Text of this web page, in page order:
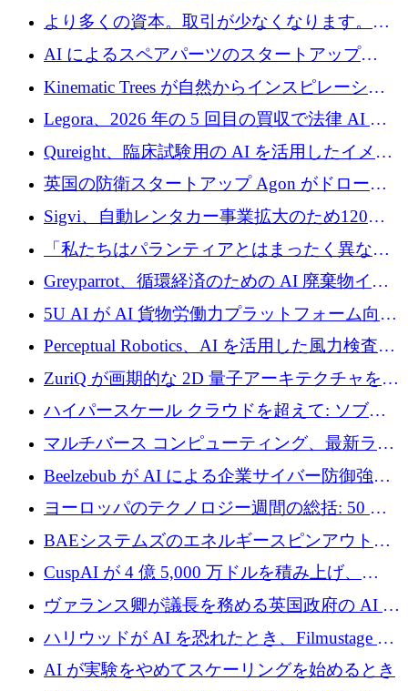
ークの構築に 650 万ドルを調達
より多くの資本。取引が少なくなります。
2026 年上半期がヨーロッパのテクノロジーに
ついて語ること
AI によるスペアパーツのスタートアップ
Intropy が 1,100 万ドルを調達
Kinematic Trees が自然からインスピレーショ
ンを得たロボット ソフトウェアを拡張するた
めに 58 万 5,000 ポンドを調達
Legora、2026 年の 5 回目の買収で法律 AI ス
タートアップ Wexler を買収
Qureight、臨床試験用の AI を活用したイメー
ジング プラットフォームを拡張するためにシ
リーズ B で 2,000 万ドルを確保
英国の防衛スタートアップ Agon がドローン
攻撃に対抗する仮想戦場を構築、3,000 万ドル
を調達
Sigvi、自動レンタカー事業拡大のため120万
ユーロを調達
「私たちはパランティアとはまったく異なる
会社です」とフランス人の「控えめな」後任
者は言う
Greyparrot、循環経済のための AI 廃棄物イン
テリジェンスを拡張するためにシリーズ B で
2,700 万ドルを確保
5U AI が AI 貨物労働力プラットフォーム向け
に 320 万ドルのプレシードを獲得
Perceptual Robotics、AI を活用した風力検査の
規模拡大に向けて 400 万ポンド以上を確保
ZuriQ が画期的な 2D 量子アーキテクチャを拡
張するために 2,550 万ドルを調達
ハイパースケール クラウドを超えて: ソブリ
ン コンピューティングに対する DFINITY の
ビジョン
マルチバース コンピューティング、最新ラウ
ンドで最大 5 億 7,000 万ドルを目標
Beelzebub が AI による企業サイバー防御強化
のために 300 万ユーロを調達
ヨーロッパのテクノロジー週間の総括: 50 以
上の取引に 10 億ユーロ以上を投資
BAEシステムズのエネルギースピンアウト原
子力タービンが1500万ポンドの資金調達でス
テルスから浮上
CuspAI が 4 億 5,000 万ドルを積み上げ、
Resist.UA が 5,000 万ユーロの基金を立ち上
げ、DSIT が廃止される
ヴァランス卿が議長を務める英国政府の AI タ
スクフォースが発足
ハリウッドが AI を恐れたとき、Filmustage は
代わりにプリプロダクションに賭けました
AI が実験をやめてスケーリングを始めるとき